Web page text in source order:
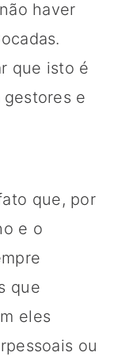
haver
que isto é
e
que, por
e o
que
eles
ou